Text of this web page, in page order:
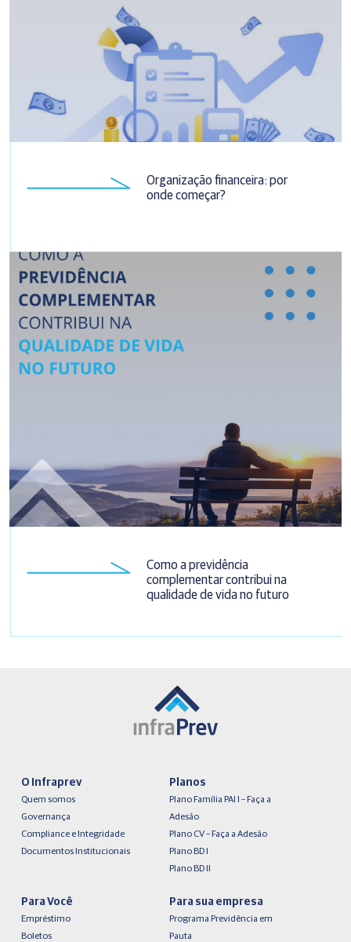
Organização financeira: por
onde começar?
Como a previdência
complementar contribui na
qualidade de vida no futuro
O Infraprev
Quem somos
Governança
Compliance e Integridade
Documentos Institucionais
Planos
Plano Família PAI I – Faça a
Adesão
Plano CV – Faça a Adesão
Plano BD I
Plano BD II
Para Você
Empréstimo
Boletos
Para sua empresa
Programa Previdência em
Pauta